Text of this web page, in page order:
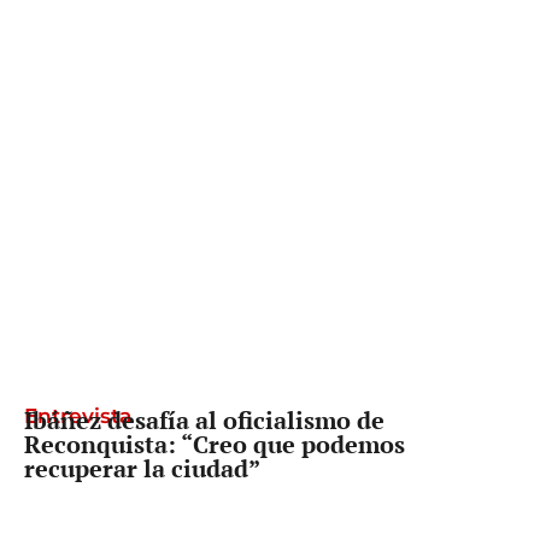
Entrevista
Ibáñez desafía al oficialismo de
Reconquista: “Creo que podemos
recuperar la ciudad”